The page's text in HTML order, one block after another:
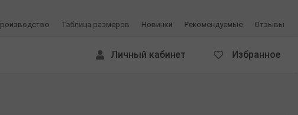
Таблица размеров Новинки Рекомендуемые Отзывы
Избранное
Личный кабинет